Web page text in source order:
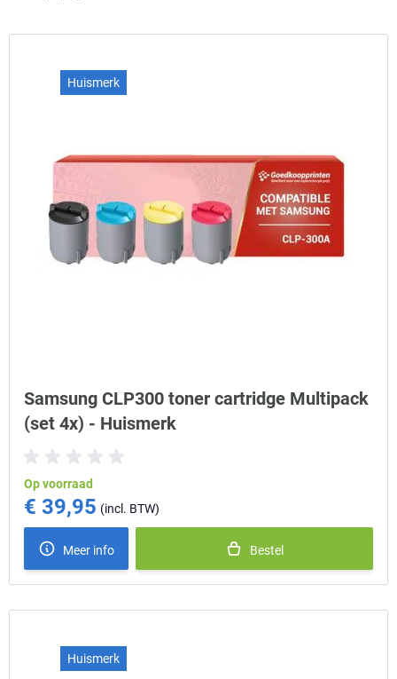
Huismerk
Samsung CLP300 toner cartridge Multipack
(set 4x) - Huismerk
Op voorraad
€ 39,95
Meer info Bestel
Huismerk